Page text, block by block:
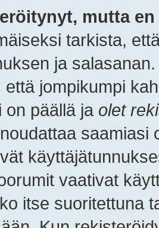
mutta
tarkista,
ja
että jompikumpi
on päällä ja olet
saamiasi
vaativat
itse suoritettuna